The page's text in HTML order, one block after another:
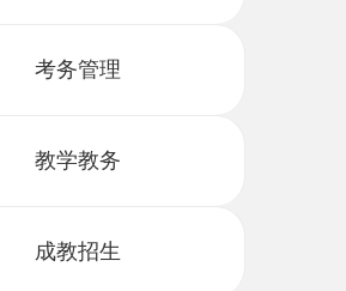
考务管理
教学教务
成教招生